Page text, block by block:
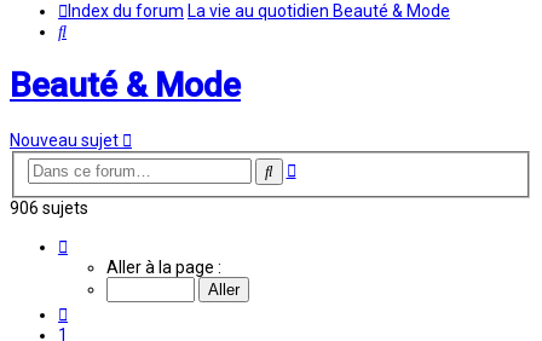
Index du forum La vie au quotidien Beauté & Mode
Rechercher
Beauté & Mode
Nouveau sujet
Rechercher
Recherche
906 sujets
Aller à la page :
1